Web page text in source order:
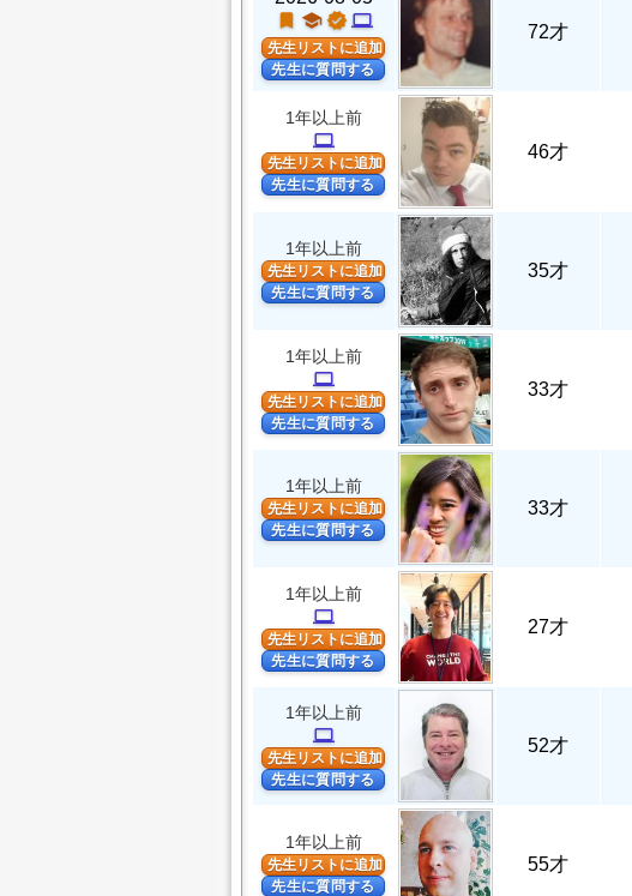
turned_in school verified computer
先生リストに追加
先生に質問する
72才
1年以上前
computer
先生リストに追加
先生に質問する
46才
1年以上前
先生リストに追加
先生に質問する
35才
1年以上前
computer
先生リストに追加
先生に質問する
33才
1年以上前
先生リストに追加
先生に質問する
33才
1年以上前
computer
先生リストに追加
先生に質問する
27才
1年以上前
computer
先生リストに追加
先生に質問する
52才
1年以上前
先生リストに追加
先生に質問する
55才